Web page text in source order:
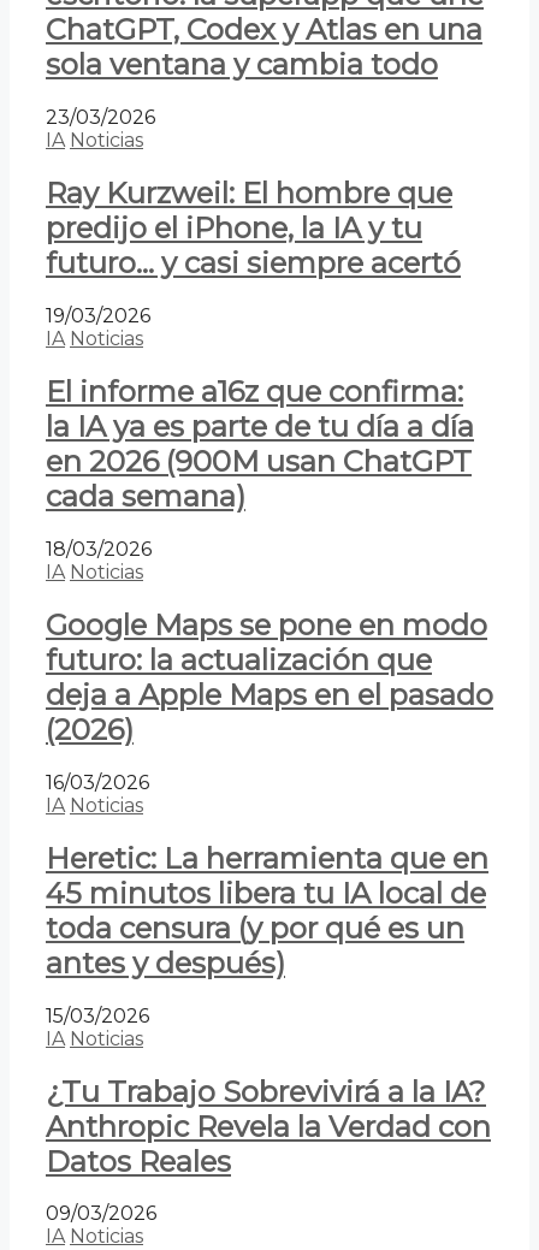
ChatGPT, Codex y Atlas en una
sola ventana y cambia todo
23/03/2026
IA Noticias
Ray Kurzweil: El hombre que
predijo el iPhone, la IA y tu
futuro… y casi siempre acertó
19/03/2026
IA Noticias
El informe a16z que confirma:
la IA ya es parte de tu día a día
en 2026 (900M usan ChatGPT
cada semana)
18/03/2026
IA Noticias
Google Maps se pone en modo
futuro: la actualización que
deja a Apple Maps en el pasado
(2026)
16/03/2026
IA Noticias
Heretic: La herramienta que en
45 minutos libera tu IA local de
toda censura (y por qué es un
antes y después)
15/03/2026
IA Noticias
¿Tu Trabajo Sobrevivirá a la IA?
Anthropic Revela la Verdad con
Datos Reales
09/03/2026
IA Noticias